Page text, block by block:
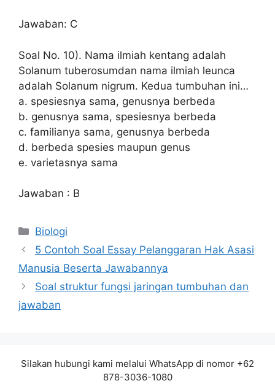
Jawaban: C
Soal No. 10). Nama ilmiah kentang adalah
Solanum tuberosumdan nama ilmiah leunca
adalah Solanum nigrum. Kedua tumbuhan ini…
a. spesiesnya sama, genusnya berbeda
b. genusnya sama, spesiesnya berbeda
c. familianya sama, genusnya berbeda
d. berbeda spesies maupun genus
e. varietasnya sama
Jawaban : B
Kategori
Biologi
5 Contoh Soal Essay Pelanggaran Hak Asasi
Manusia Beserta Jawabannya
Soal struktur fungsi jaringan tumbuhan dan
jawaban
Silakan hubungi kami melalui WhatsApp di nomor +62
878-3036-1080